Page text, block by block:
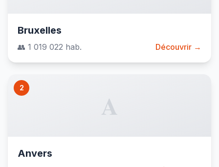
Bruxelles
👥 1 019 022 hab. Découvrir →
2
A
Anvers